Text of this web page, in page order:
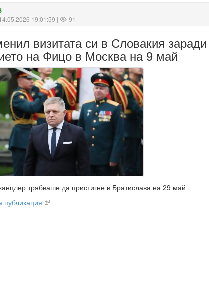
19:01:59 | 91
визитата си в Словакия заради
на Фицо в Москва на 9 май
трябваше да пристигне в Братислава на 29 май
публикация